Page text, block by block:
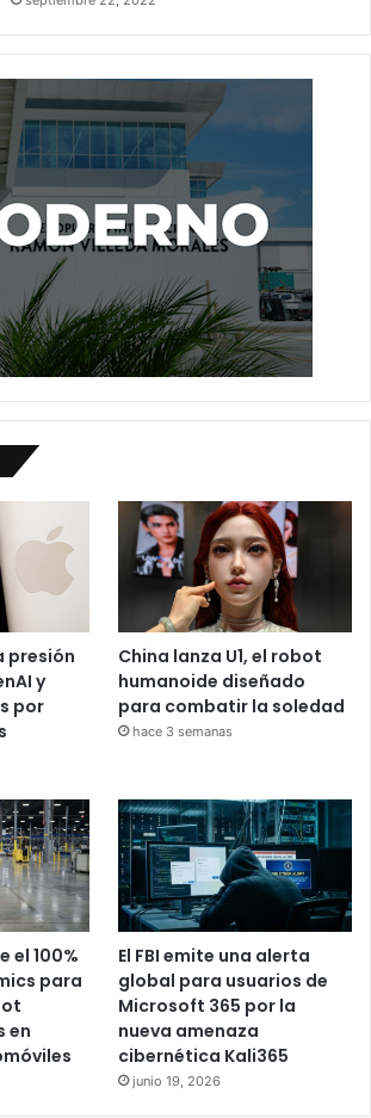
presión
y
por
China lanza U1, el robot
humanoide diseñado
para combatir la soledad
hace 3 semanas
el 100%
para
en
El FBI emite una alerta
global para usuarios de
Microsoft 365 por la
nueva amenaza
cibernética Kali365
junio 19, 2026